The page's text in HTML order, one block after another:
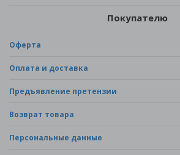
Покупателю
Оферта
Оплата и доставка
Предъявление претензии
Возврат товара
Персональные данные